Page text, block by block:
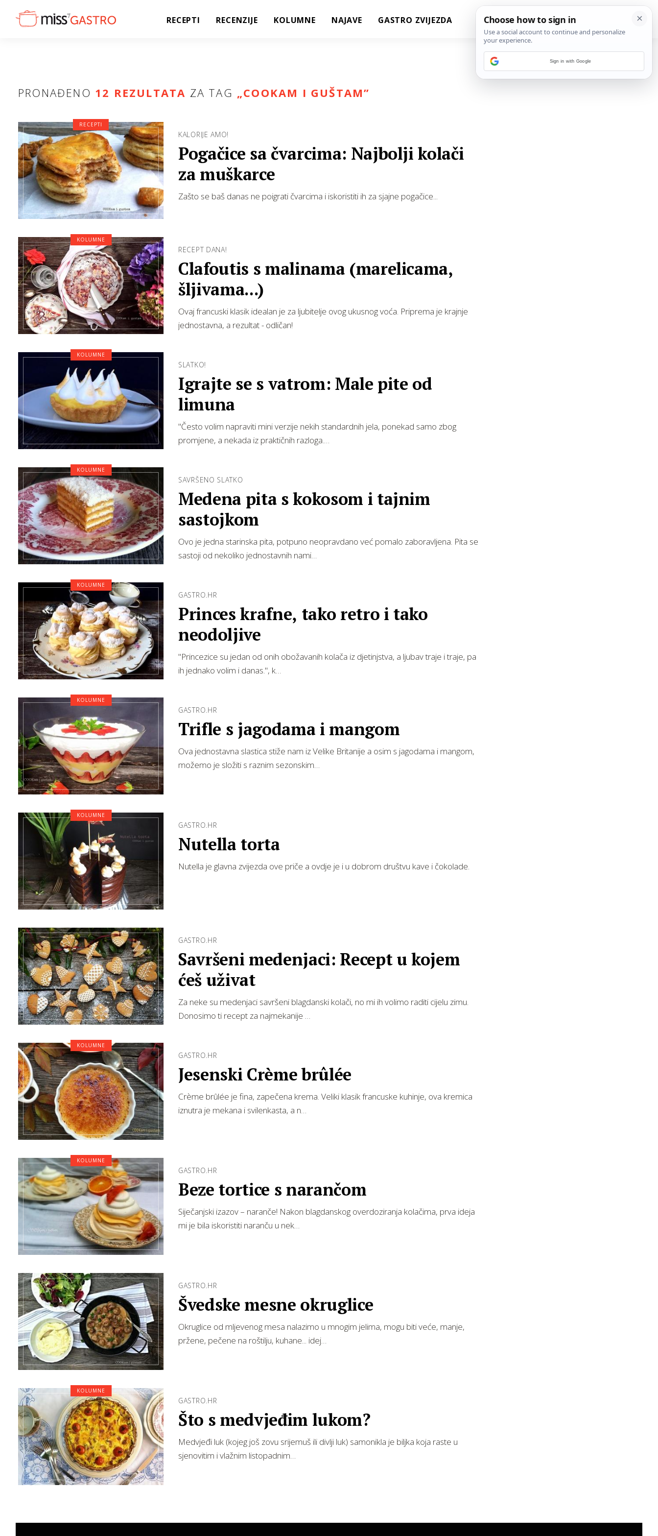
RECEPTI RECENZIJE KOLUMNE NAJAVE GASTRO ZVIJEZDA
PRONAĐENO 12 REZULTATA ZA TAG „COOKAM I GUŠTAM”
KALORIJE AMO!
Pogačice sa čvarcima: Najbolji kolači
za muškarce
Zašto se baš danas ne poigrati čvarcima i iskoristiti ih za sjajne pogačice...
RECEPTI
RECEPT DANA!
Clafoutis s malinama (marelicama,
šljivama...)
Ovaj francuski klasik idealan je za ljubitelje ovog ukusnog voća. Priprema je krajnje
jednostavna, a rezultat - odličan!
KOLUMNE
SLATKO!
Igrajte se s vatrom: Male pite od
limuna
"Često volim napraviti mini verzije nekih standardnih jela, ponekad samo zbog
promjene, a nekada iz praktičnih razloga.…
KOLUMNE
SAVRŠENO SLATKO
Medena pita s kokosom i tajnim
sastojkom
Ovo je jedna starinska pita, potpuno neopravdano već pomalo zaboravljena. Pita se
sastoji od nekoliko jednostavnih nami…
KOLUMNE
GASTRO.HR
Princes krafne, tako retro i tako
neodoljive
"Princezice su jedan od onih obožavanih kolača iz djetinjstva, a ljubav traje i traje, pa
ih jednako volim i danas.", k…
KOLUMNE
GASTRO.HR
Trifle s jagodama i mangom
Ova jednostavna slastica stiže nam iz Velike Britanije a osim s jagodama i mangom,
možemo je složiti s raznim sezonskim…
KOLUMNE
GASTRO.HR
Nutella torta
Nutella je glavna zvijezda ove priče a ovdje je i u dobrom društvu kave i čokolade.
KOLUMNE
GASTRO.HR
Savršeni medenjaci: Recept u kojem
ćeš uživat
Za neke su medenjaci savršeni blagdanski kolači, no mi ih volimo raditi cijelu zimu.
Donosimo ti recept za najmekanije …
GASTRO.HR
Jesenski Crème brûlée
Crème brûlée je fina, zapečena krema. Veliki klasik francuske kuhinje, ova kremica
iznutra je mekana i svilenkasta, a n…
KOLUMNE
GASTRO.HR
Beze tortice s narančom
Siječanjski izazov – naranče! Nakon blagdanskog overdoziranja kolačima, prva ideja
mi je bila iskoristiti naranču u nek…
KOLUMNE
GASTRO.HR
Švedske mesne okruglice
Okruglice od mljevenog mesa nalazimo u mnogim jelima, mogu biti veće, manje,
pržene, pečene na roštilju, kuhane... idej…
GASTRO.HR
Što s medvjeđim lukom?
Medvjeđi luk (kojeg još zovu srijemuš ili divlji luk) samonikla je biljka koja raste u
sjenovitim i vlažnim listopadnim…
KOLUMNE
Sign in with Google